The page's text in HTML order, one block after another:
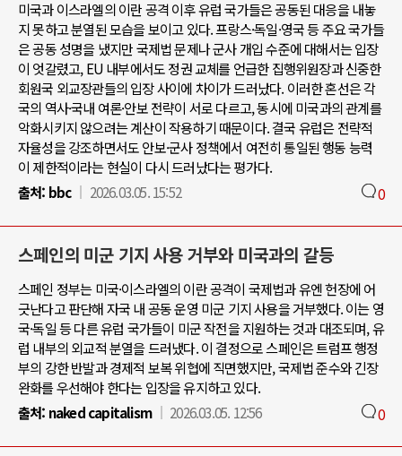
미국과 이스라엘의 이란 공격 이후 유럽 국가들은 공동된 대응을 내놓
지 못하고 분열된 모습을 보이고 있다. 프랑스·독일·영국 등 주요 국가들
은 공동 성명을 냈지만 국제법 문제나 군사 개입 수준에 대해서는 입장
이 엇갈렸고, EU 내부에서도 정권 교체를 언급한 집행위원장과 신중한
회원국 외교장관들의 입장 사이에 차이가 드러났다. 이러한 혼선은 각
국의 역사·국내 여론·안보 전략이 서로 다르고, 동시에 미국과의 관계를
악화시키지 않으려는 계산이 작용하기 때문이다. 결국 유럽은 전략적
자율성을 강조하면서도 안보·군사 정책에서 여전히 통일된 행동 능력
이 제한적이라는 현실이 다시 드러났다는 평가다.
출처: bbc 2026.03.05. 15:52 0
스페인의 미군 기지 사용 거부와 미국과의 갈등
스페인 정부는 미국·이스라엘의 이란 공격이 국제법과 유엔 헌장에 어
긋난다고 판단해 자국 내 공동 운영 미군 기지 사용을 거부했다. 이는 영
국·독일 등 다른 유럽 국가들이 미군 작전을 지원하는 것과 대조되며, 유
럽 내부의 외교적 분열을 드러냈다. 이 결정으로 스페인은 트럼프 행정
부의 강한 반발과 경제적 보복 위협에 직면했지만, 국제법 준수와 긴장
완화를 우선해야 한다는 입장을 유지하고 있다.
출처: naked capitalism 2026.03.05. 12:56 0